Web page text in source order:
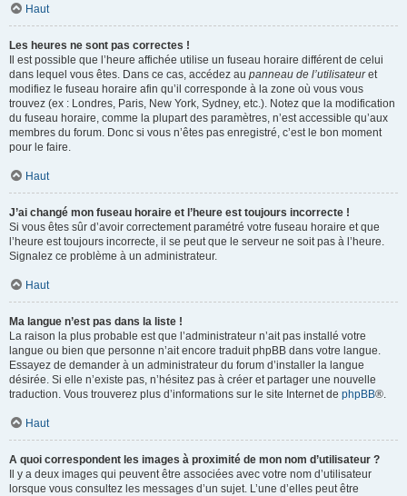
Haut
Les heures ne sont pas correctes !
Il est possible que l’heure affichée utilise un fuseau horaire différent de celui
dans lequel vous êtes. Dans ce cas, accédez au panneau de l’utilisateuret
modifiez le fuseau horaire afin qu’il corresponde à la zone où vous vous
trouvez (ex : Londres, Paris, New York, Sydney, etc.). Notez que la modification
du fuseau horaire, comme la plupart des paramètres, n’est accessible qu’aux
membres du forum. Donc si vous n’êtes pas enregistré, c’est le bon moment
pour le faire.
Haut
J’ai changé mon fuseau horaire et l’heure est toujours incorrecte !
Si vous êtes sûr d’avoir correctement paramétré votre fuseau horaire et que
l’heure est toujours incorrecte, il se peut que le serveur ne soit pas à l’heure.
Signalez ce problème à un administrateur.
Haut
Ma langue n’est pas dans la liste !
La raison la plus probable est que l’administrateur n’ait pas installé votre
langue ou bien que personne n’ait encore traduit phpBB dans votre langue.
Essayez de demander à un administrateur du forum d’installer la langue
désirée. Si elle n’existe pas, n’hésitez pas à créer et partager une nouvelle
traduction. Vous trouverez plus d’informations sur le site Internet de phpBB®.
Haut
A quoi correspondent les images à proximité de mon nom d’utilisateur ?
Il y a deux images qui peuvent être associées avec votre nom d’utilisateur
lorsque vous consultez les messages d’un sujet. L’une d’elles peut être